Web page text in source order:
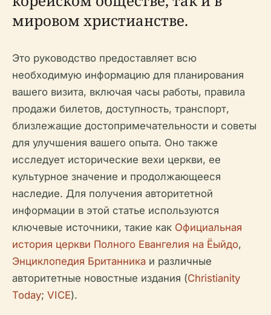
мировом христианстве.
Это руководство предоставляет всю
необходимую информацию для планирования
вашего визита, включая часы работы, правила
продажи билетов, доступность, транспорт,
близлежащие достопримечательности и советы
для улучшения вашего опыта. Оно также
исследует исторические вехи церкви, ее
культурное значение и продолжающееся
наследие. Для получения авторитетной
информации в этой статье используются
ключевые источники, такие как Официальная
история церкви Полного Евангелия на Ёыйдо,
Энциклопедия Британника и различные
авторитетные новостные издания (Christianity
Today; VICE).